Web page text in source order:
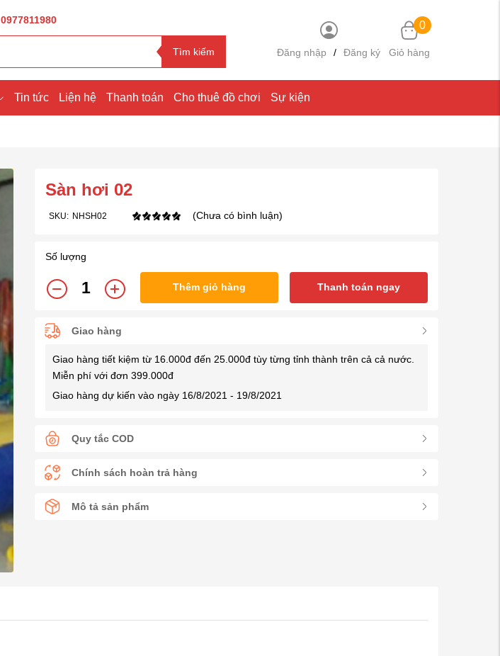
0977811980
Tìm kiếm Đăng nhập / Đăng ký
0
Giỏ hàng
Tin tức Liện hệ Thanh toán Cho thuê đồ chơi Sự kiện
Sàn hơi 02
SKU: NHSH02 (Chưa có bình luận)
Số lượng
Thêm giỏ hàng Thanh toán ngay
Giao hàng
Giao hàng tiết kiệm từ 16.000đ đến 25.000đ tùy từng tỉnh thành trên cả cả nước.
Miễn phí với đơn 399.000đ
Giao hàng dự kiến vào ngày 16/8/2021 - 19/8/2021
Quy tắc COD
Chính sách hoàn trả hàng
Mô tả sản phẩm